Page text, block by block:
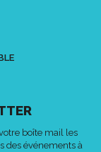
boîte mail les
des événements à